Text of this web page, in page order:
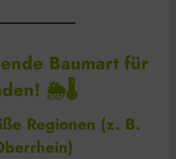
Baumart für
🌦️🌡️
Regionen (z. B.